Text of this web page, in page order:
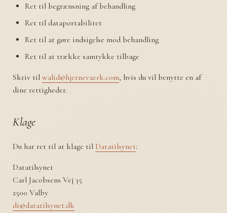
Ret til begrænsning af behandling
Ret til dataportabilitet
Ret til at gøre indsigelse mod behandling
Ret til at trække samtykke tilbage
Skriv til walid@hjernevaerk.com, hvis du vil benytte en af
dine rettigheder.
Klage
Du har ret til at klage til Datatilsynet:
Datatilsynet
Carl Jacobsens Vej 35
2500 Valby
dt@datatilsynet.dk